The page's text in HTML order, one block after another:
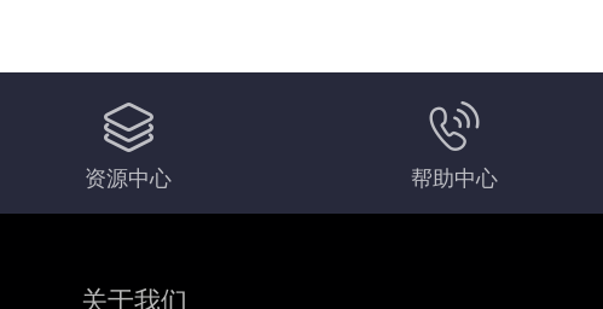
资源中心 帮助中心
关于我们